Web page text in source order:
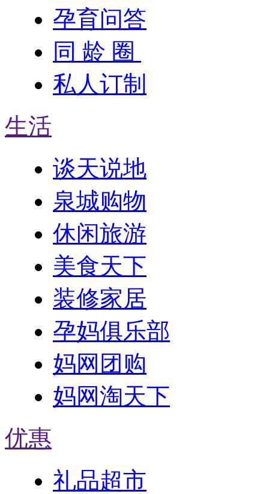
孕育问答
同 龄 圈
私人订制
生活
谈天说地
泉城购物
休闲旅游
美食天下
装修家居
孕妈俱乐部
妈网团购
妈网淘天下
优惠
礼品超市